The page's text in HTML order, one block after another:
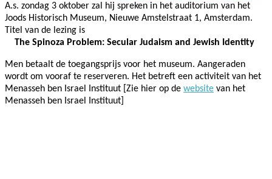
A.s. zondag 3 oktober zal hij spreken in het auditorium van het
Joods Historisch Museum, Nieuwe Amstelstraat 1, Amsterdam.
Titel van de lezing is
The Spinoza Problem: Secular Judaism and Jewish Identity
Men betaalt de toegangsprijs voor het museum. Aangeraden
wordt om vooraf te reserveren. Het betreft een activiteit van het
Menasseh ben Israel Instituut [Zie hier op de website van het
Menasseh ben Israel Instituut]